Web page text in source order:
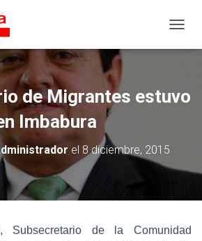
de Migrantes estuvo
Imbabura
el 8 diciembre, 2015
Subsecretario de la Comunidad